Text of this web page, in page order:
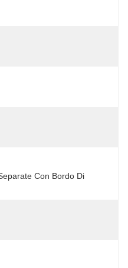
Con Bordo Di